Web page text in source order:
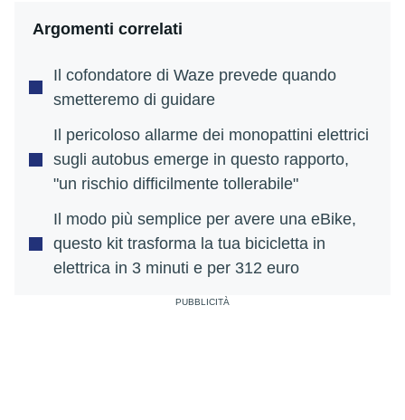
Argomenti correlati
Il cofondatore di Waze prevede quando
smetteremo di guidare
Il pericoloso allarme dei monopattini elettrici
sugli autobus emerge in questo rapporto,
"un rischio difficilmente tollerabile"
Il modo più semplice per avere una eBike,
questo kit trasforma la tua bicicletta in
elettrica in 3 minuti e per 312 euro